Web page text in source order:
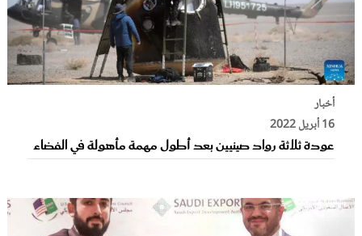
أخبار
16 أبريل 2022
عودة ثلاثة رواد صينيين بعد أطول مهمة مأهولة في الفضاء